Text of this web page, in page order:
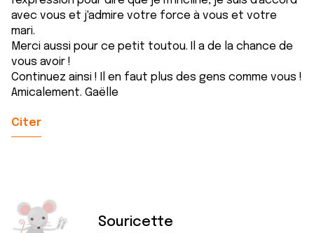
avec vous et j'admire votre force à vous et votre
mari.
Merci aussi pour ce petit toutou. Il a de la chance de
vous avoir !
Continuez ainsi ! Il en faut plus des gens comme vous !
Amicalement. Gaëlle
Citer
Souricette